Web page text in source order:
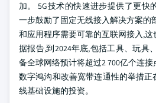
加。 5G技术的快速进步提供了更快
一步鼓励了固定无线接入解决方案的
和应用程序需要可靠的互联网接入,
据报告,到2024年底,包括工具、玩具
备全球网络预计将超过2 700亿个连
数字鸿沟和改善宽带连通性的举措正
线基础设施的投资。